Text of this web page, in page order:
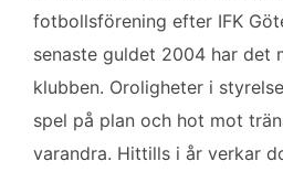
e
o
o
k
t
e
r
i
k
d
I
n
a
fotbollsförening efter IFK
senaste guldet 2004 har det
klubben. Oroligheter i
spel på plan och hot mot
varandra. Hittills i år verkar